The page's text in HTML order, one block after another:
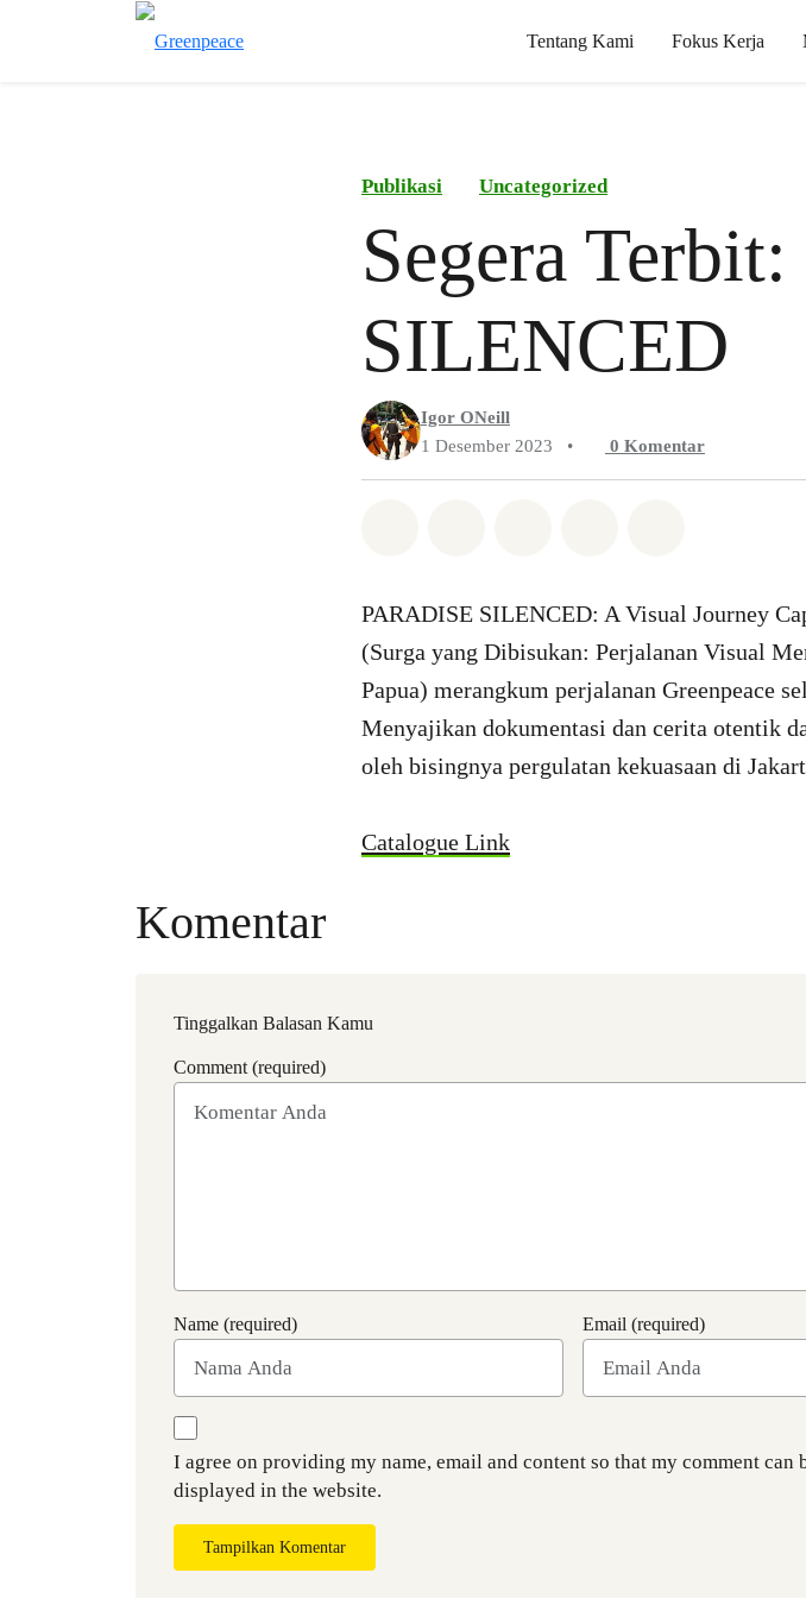
Tentang Kami Fokus Kerja
Publikasi Uncategorized
Segera
SILENCED
Igor ONeill
1 Desember 2023
• 0 Komentar
PARADISE SILENCED: A Visual Journey
(Surga yang Dibisukan: Perjalanan Visual
Papua) merangkum perjalanan Greenpeace
Menyajikan dokumentasi dan cerita otentik
oleh bisingnya pergulatan kekuasaan di
Catalogue Link
Komentar
Tinggalkan Balasan Kamu
Comment (required)
Name (required) Email (required)
I agree on providing my name, email and content so that my comment can
displayed in the website.
Tampilkan Komentar